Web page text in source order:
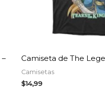
Camiseta de The
Camisetas
$14,99